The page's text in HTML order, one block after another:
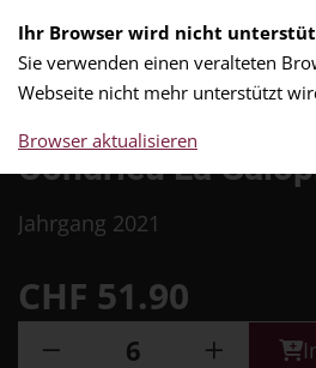
Condrieu La
Jahrgang 2021
CHF 51.90
Ihr Browser wird nicht
Sie verwenden einen veralteten
Webseite nicht mehr unterstützt
Browser aktualisieren